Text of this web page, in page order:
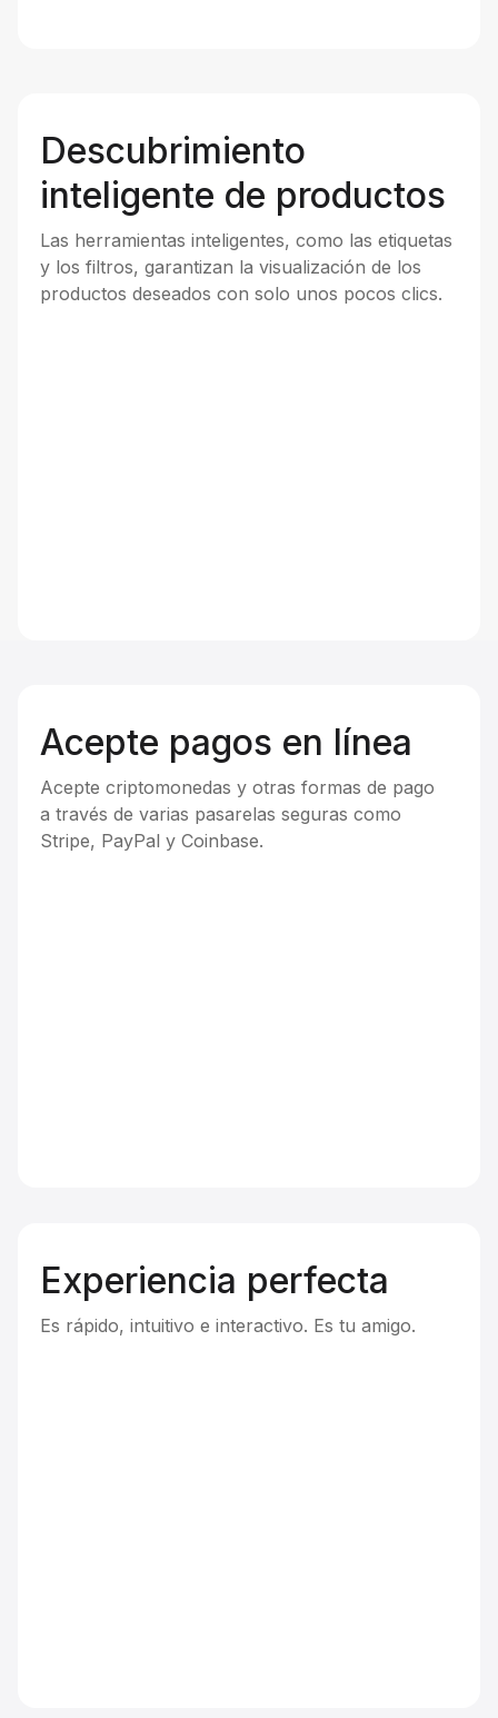
Descubrimiento
inteligente de productos
Las herramientas inteligentes, como las etiquetas
y los filtros, garantizan la visualización de los
productos deseados con solo unos pocos clics.
Acepte pagos en línea
Acepte criptomonedas y otras formas de pago
a través de varias pasarelas seguras como
Stripe, PayPal y Coinbase.
Experiencia perfecta
Es rápido, intuitivo e interactivo. Es tu amigo.